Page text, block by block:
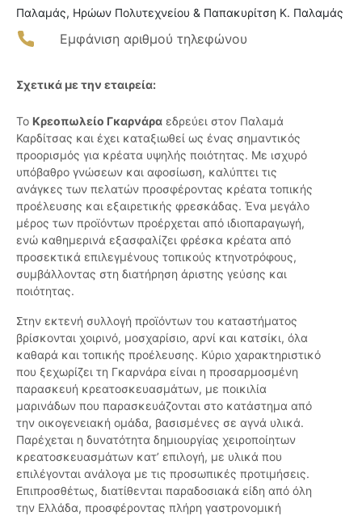
Παλαμάς, Ηρώων Πολυτεχνείου & Παπακυρίτση Κ. Παλαμάς
Εμφάνιση αριθμού τηλεφώνου
Σχετικά με την εταιρεία:
Το Κρεοπωλείο Γκαρνάρα εδρεύει στον Παλαμά
Καρδίτσας και έχει καταξιωθεί ως ένας σημαντικός
προορισμός για κρέατα υψηλής ποιότητας. Με ισχυρό
υπόβαθρο γνώσεων και αφοσίωση, καλύπτει τις
ανάγκες των πελατών προσφέροντας κρέατα τοπικής
προέλευσης και εξαιρετικής φρεσκάδας. Ένα μεγάλο
μέρος των προϊόντων προέρχεται από ιδιοπαραγωγή,
ενώ καθημερινά εξασφαλίζει φρέσκα κρέατα από
προσεκτικά επιλεγμένους τοπικούς κτηνοτρόφους,
συμβάλλοντας στη διατήρηση άριστης γεύσης και
ποιότητας.
Στην εκτενή συλλογή προϊόντων του καταστήματος
βρίσκονται χοιρινό, μοσχαρίσιο, αρνί και κατσίκι, όλα
καθαρά και τοπικής προέλευσης. Κύριο χαρακτηριστικό
που ξεχωρίζει τη Γκαρνάρα είναι η προσαρμοσμένη
παρασκευή κρεατοσκευασμάτων, με ποικιλία
μαρινάδων που παρασκευάζονται στο κατάστημα από
την οικογενειακή ομάδα, βασισμένες σε αγνά υλικά.
Παρέχεται η δυνατότητα δημιουργίας χειροποίητων
κρεατοσκευασμάτων κατ’ επιλογή, με υλικά που
επιλέγονται ανάλογα με τις προσωπικές προτιμήσεις.
Επιπροσθέτως, διατίθενται παραδοσιακά είδη από όλη
την Ελλάδα, προσφέροντας πλήρη γαστρονομική